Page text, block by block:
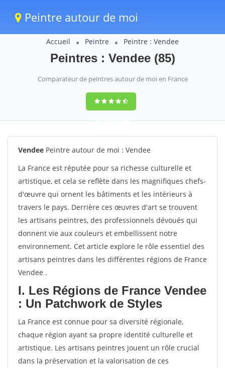
Peintre autour de moi
Accueil Peintre Peintre : Vendee
Peintres : Vendee (85)
Comparateur de peintres autour de moi en France
9,6(100%)1388
votes
Vendee Peintre autour de moi : Vendee
La France est réputée pour sa richesse culturelle et
artistique, et cela se reflète dans les magnifiques chefs-
d'œuvre qui ornent les bâtiments et les intérieurs à
travers le pays. Derrière ces œuvres d'art se trouvent
les artisans peintres, des professionnels dévoués qui
donnent vie aux couleurs et embellissent notre
environnement. Cet article explore le rôle essentiel des
artisans peintres dans les différentes régions de France
Vendee .
I. Les Régions de France Vendee
: Un Patchwork de Styles
La France est connue pour sa diversité régionale,
chaque région ayant sa propre identité culturelle et
artistique. Les artisans peintres jouent un rôle crucial
dans la préservation et la valorisation de ces